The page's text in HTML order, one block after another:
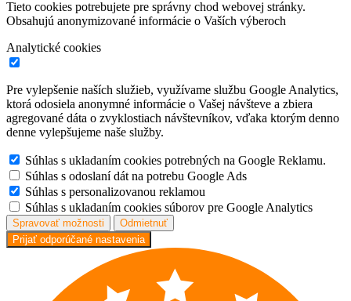
Tieto cookies potrebujete pre správny chod webovej stránky.
Obsahujú anonymizované informácie o Vaších výberoch
Analytické cookies
Pre vylepšenie naších služieb, využívame službu Google Analytics,
ktorá odosiela anonymné informácie o Vašej návšteve a zbiera
agregované dáta o zvyklostiach návštevníkov, vďaka ktorým denno
denne vylepšujeme naše služby.
Súhlas s ukladaním cookies potrebných na Google Reklamu.
Súhlas s odoslaní dát na potrebu Google Ads
Súhlas s personalizovanou reklamou
Súhlas s ukladaním cookies súborov pre Google Analytics
Spravovať možnosti
Odmietnuť
Prijať odporúčané nastavenia